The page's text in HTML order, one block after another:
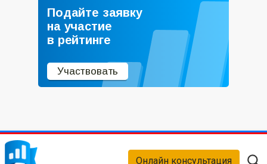
Подайте заявку
на участие
в рейтинге
Участвовать
Онлайн консультация